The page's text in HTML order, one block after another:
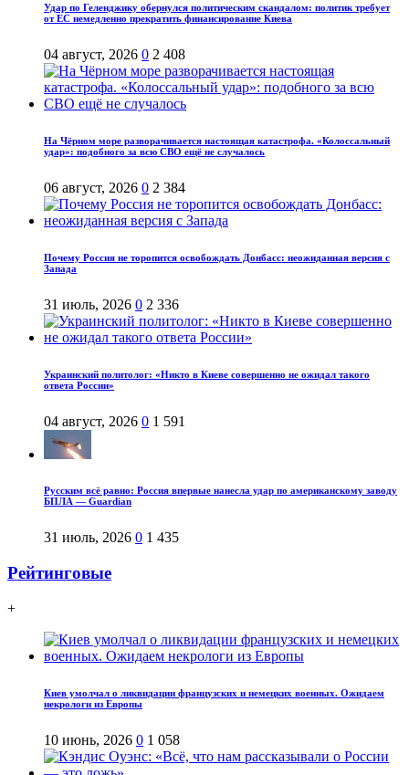
Удар по Геленджику обернулся политическим скандалом: политик требует
от ЕС немедленно прекратить финансирование Киева
04 август, 2026 0 2 408
На Чёрном море разворачивается настоящая катастрофа. «Колоссальный
удар»: подобного за всю СВО ещё не случалось
06 август, 2026 0 2 384
Почему Россия не торопится освобождать Донбасс: неожиданная версия с
Запада
31 июль, 2026 0 2 336
Украинский политолог: «Никто в Киеве совершенно не ожидал такого
ответа России»
04 август, 2026 0 1 591
Русским всё равно: Россия впервые нанесла удар по американскому заводу
БПЛА — Guardian
31 июль, 2026 0 1 435
Рейтинговые
+
Киев умолчал о ликвидации французских и немецких военных. Ожидаем
некрологи из Европы
10 июнь, 2026 0 1 058